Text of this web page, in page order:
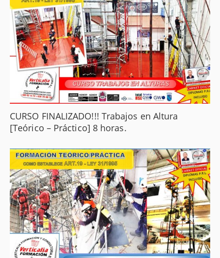
CURSO FINALIZADO!!! Trabajos en Altura
[Teórico – Práctico] 8 horas.